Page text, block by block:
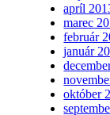
apríl
marec
február
január
október